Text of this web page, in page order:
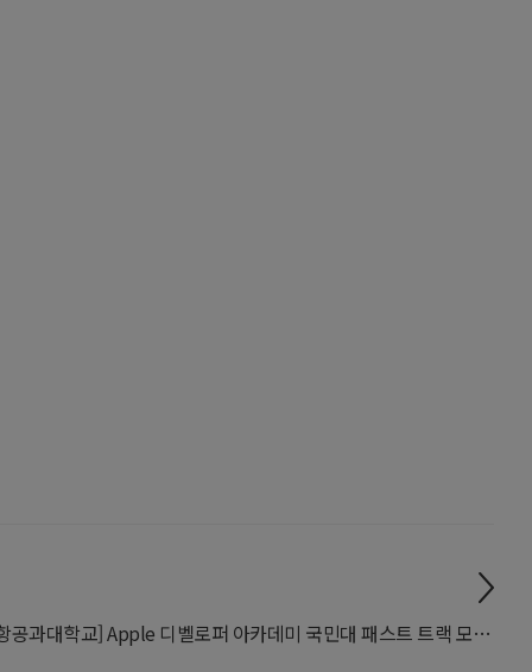
[포항공과대학교] Apple 디벨로퍼 아카데미 국민대 패스트 트랙 모집(~6/5)